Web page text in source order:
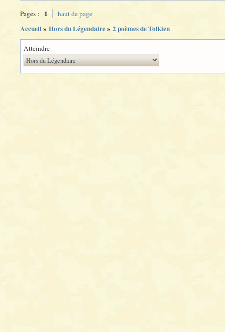
Pages : 1 haut de page
Accueil» Hors du Légendaire» 2 poèmes de Tolkien
Atteindre